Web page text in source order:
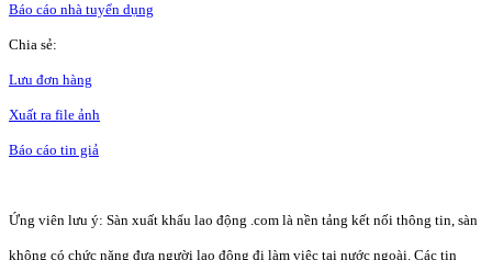
Báo cáo nhà tuyển dụng
Chia sẻ:
Lưu đơn hàng
Xuất ra file ảnh
Báo cáo tin giả
Ứng viên lưu ý: Sàn xuất khẩu lao động .com là nền tảng kết nối thông tin, sàn
không có chức năng đưa người lao động đi làm việc tại nước ngoài. Các tin